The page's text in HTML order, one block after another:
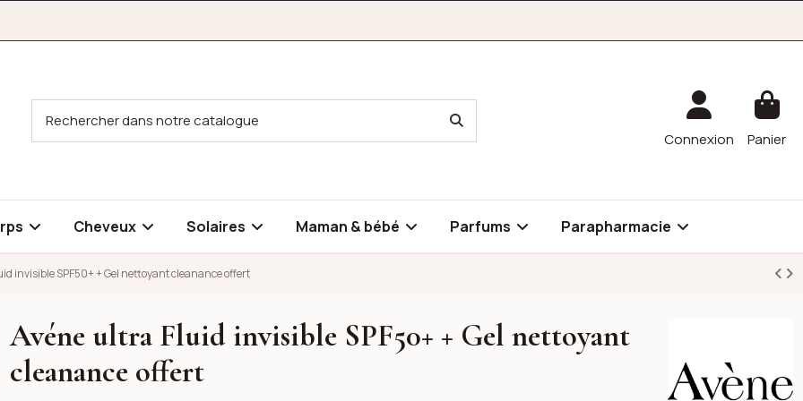
Connexion Panier
Cheveux Solaires Maman & bébé Parfums Parapharmacie
invisible SPF50+ + Gel nettoyant cleanance offert
+ Gel nettoyant cleanance offert
Avéne ultra Fluid invisible SPF50+ + Gel nettoyant
cleanance offert